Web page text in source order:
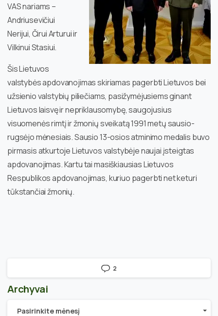
VAS nariams –
Andriusevičiui
Nerijui, Čirui Arturui ir
Vilkinui Stasiui.
Šis Lietuvos
valstybės apdovanojimas skiriamas pagerbti Lietuvos bei
užsienio valstybių piliečiams, pasižymėjusiems ginant
Lietuvos laisvę ir nepriklausomybę, saugojusius
visuomenės rimtį ir žmonių sveikatą 1991 metų sausio-
rugsėjo mėnesiais. Sausio 13-osios atminimo medalis buvo
pirmasis atkurtoje Lietuvos valstybėje naujai įsteigtas
apdovanojimas. Kartu tai masiškiausias Lietuvos
Respublikos apdovanojimas, kuriuo pagerbti net keturi
tūkstančiai žmonių.
2
Archyvai
Archyvai
Pasirinkite mėnesį